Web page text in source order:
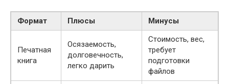
Формат Плюсы Минусы
Печатная
книга
Осязаемость,
долговечность,
легко дарить
Стоимость, вес,
требует
подготовки
файлов